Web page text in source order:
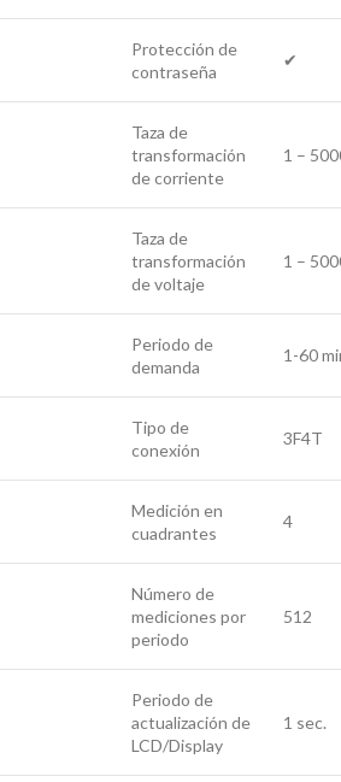
Protección de
contraseña
✔
Taza de
transformación
de corriente
1 –
Taza de
transformación
de voltaje
1 –
Periodo de
demanda
1-60
Tipo de
conexión
3F4T
Medición en
cuadrantes
4
Número de
mediciones por
periodo
512
Periodo de
actualización de
LCD/Display
1 sec.